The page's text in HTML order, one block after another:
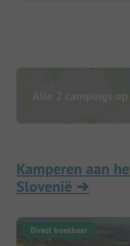
Alle 2 campings
Kamperen aan
Slovenië ➔
Direct boekbaar